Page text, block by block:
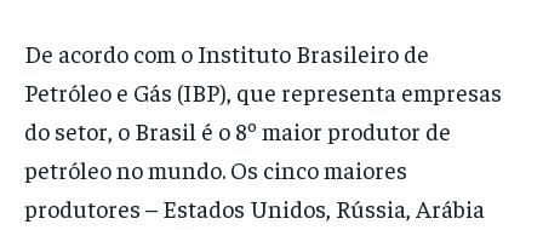
De acordo com o Instituto Brasileiro de
Petróleo e Gás (IBP), que representa empresas
do setor, o Brasil é o 8º maior produtor de
petróleo no mundo. Os cinco maiores
produtores – Estados Unidos, Rússia, Arábia